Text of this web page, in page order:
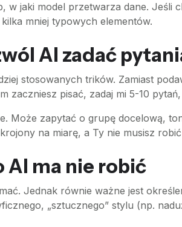
w jaki model przetwarza dane. Jeśli
mniej typowych elementów.
AI zadać
stosowanych trików. Zamiast
zaczniesz pisać, zadaj mi 5-10
Może zapytać o grupę docelową,
na miarę, a Ty nie musisz
AI ma nie robić
Jednak równie ważne jest
„sztucznego” stylu (np.